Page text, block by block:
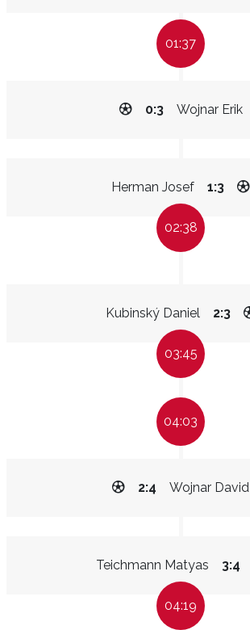
01:37
Wojnar Erik
0:3
Herman Josef 1:3
02:38
Kubinský Daniel 2:3
03:45
04:03
Wojnar David
2:4
Teichmann Matyas 3:4
04:19